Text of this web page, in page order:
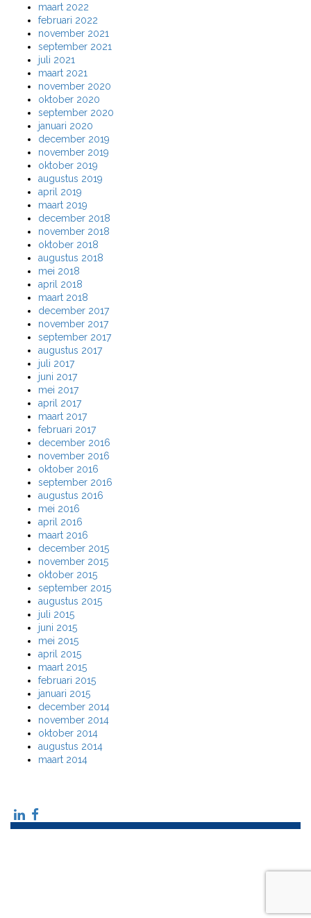
maart 2022
februari 2022
november 2021
september 2021
juli 2021
maart 2021
november 2020
oktober 2020
september 2020
januari 2020
december 2019
november 2019
oktober 2019
augustus 2019
april 2019
maart 2019
december 2018
november 2018
oktober 2018
augustus 2018
mei 2018
april 2018
maart 2018
december 2017
november 2017
september 2017
augustus 2017
juli 2017
juni 2017
mei 2017
april 2017
maart 2017
februari 2017
december 2016
november 2016
oktober 2016
september 2016
augustus 2016
mei 2016
april 2016
maart 2016
december 2015
november 2015
oktober 2015
september 2015
augustus 2015
juli 2015
juni 2015
mei 2015
april 2015
maart 2015
februari 2015
januari 2015
december 2014
november 2014
oktober 2014
augustus 2014
maart 2014